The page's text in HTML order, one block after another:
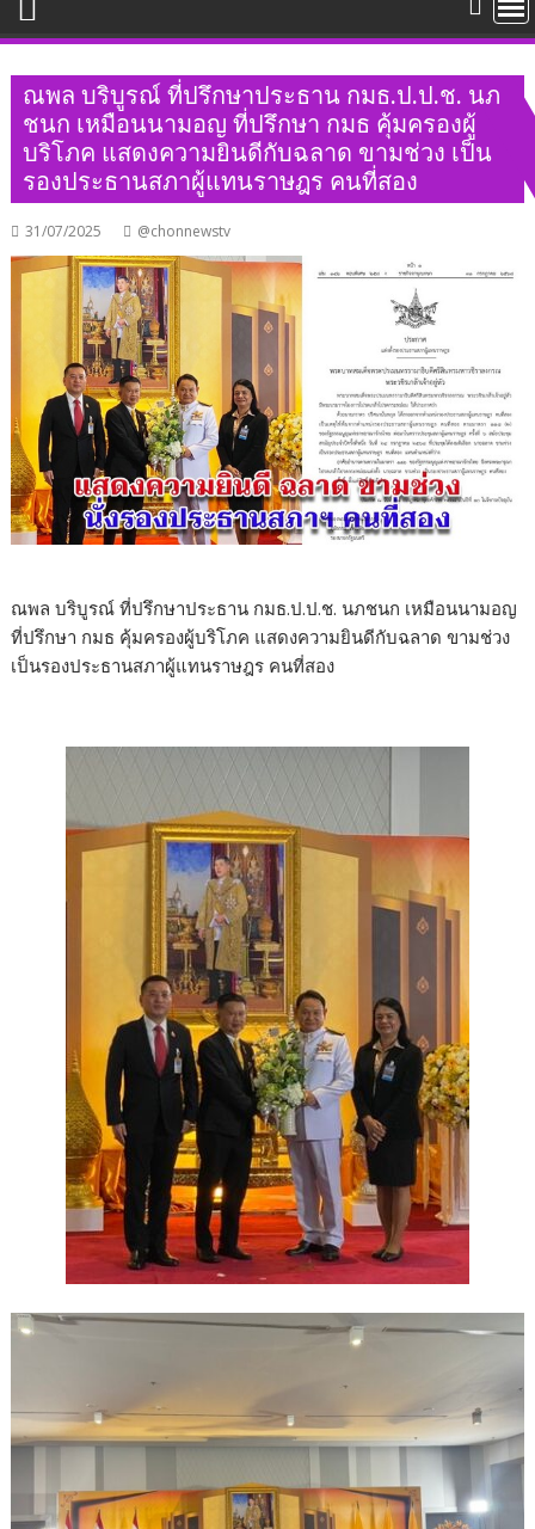
ณพล บริบูรณ์ ที่ปรึกษาประธาน กมธ.ป.ป.ช. นภ
ชนก เหมือนนามอญ ที่ปรึกษา กมธ คุ้มครองผู้
บริโภค แสดงความยินดีกับฉลาด ขามช่วง เป็น
รองประธานสภาผู้แทนราษฎร คนที่สอง
31/07/2025 @chonnewstv
ณพล บริบูรณ์ ที่ปรึกษาประธาน กมธ.ป.ป.ช. นภชนก เหมือนนามอญ
ที่ปรึกษา กมธ คุ้มครองผู้บริโภค แสดงความยินดีกับฉลาด ขามช่วง
เป็นรองประธานสภาผู้แทนราษฎร คนที่สอง